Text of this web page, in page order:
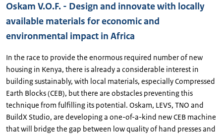
Oskam V.O.F. - Design and innovate with locally
available materials for economic and
environmental impact in Africa
In the race to provide the enormous required number of new
housing in Kenya, there is already a considerable interest in
building sustainably, with local materials, especially Compressed
Earth Blocks (CEB), but there are obstacles preventing this
technique from fulfilling its potential. Oskam, LEVS, TNO and
BuildX Studio, are developing a one-of-a-kind new CEB machine
that will bridge the gap between low quality of hand presses and